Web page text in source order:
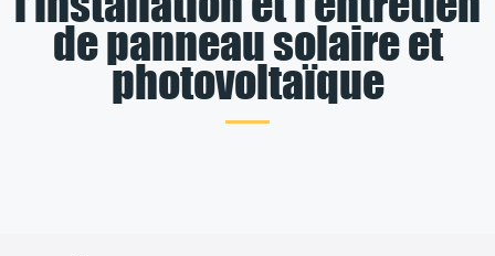
de panneau solaire et
photovoltaïque